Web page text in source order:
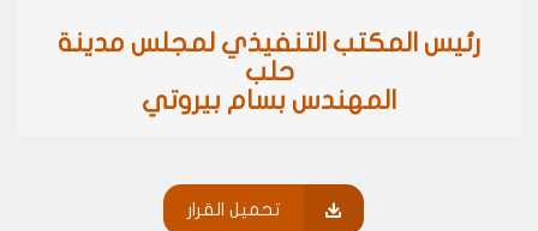
رئيس المكتب التنفيذي لمجلس مدينة
حلب
المهندس بسام بيروتي
تحميل القرار